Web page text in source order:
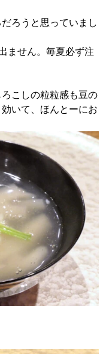
ろうと思っていまし
ません。毎夏必ず注
こしの粒粒感も豆の
いて、ほんとーにお